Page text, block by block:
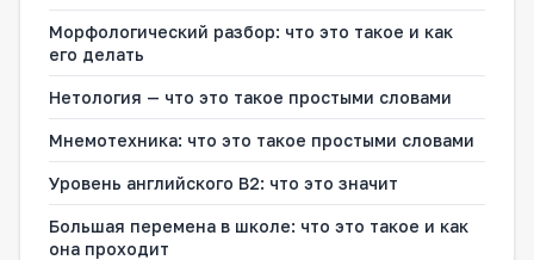
Морфологический разбор: что это такое и как
его делать
Нетология — что это такое простыми словами
Мнемотехника: что это такое простыми словами
Уровень английского В2: что это значит
Большая перемена в школе: что это такое и как
она проходит